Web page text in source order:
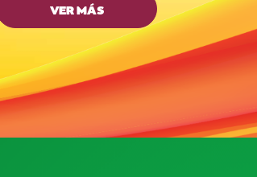
VER MÁS